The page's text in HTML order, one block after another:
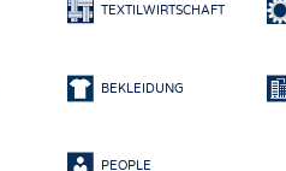
FASERN
GEWEBE
TEXTILWIRTSCHAFT
BEKLEIDUNG
PEOPLE